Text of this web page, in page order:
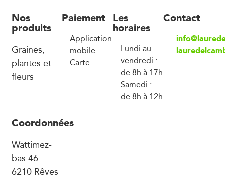
Nos
produits
Graines,
plantes et
fleurs
Paiement
Application
mobile
Carte
Les
horaires
Lundi au
vendredi :
de 8h à 17h
Samedi :
de 8h à 12h
Contact
Coordonnées
Wattimez-
bas 46
6210 Rêves